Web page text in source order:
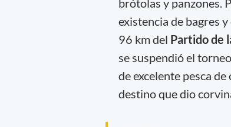
brótolas y panzones.
existencia de bagres
96 km del Partido de
se suspendió el
de excelente pesca
destino que dio